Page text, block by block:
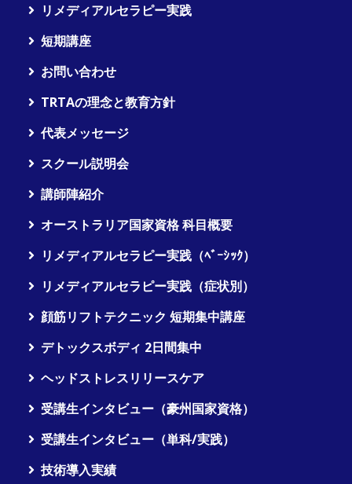
リメディアルセラピー実践
短期講座
お問い合わせ
TRTAの理念と教育方針
代表メッセージ
スクール説明会
講師陣紹介
オーストラリア国家資格 科目概要
リメディアルセラピー実践（ﾍﾞｰｼｯｸ）
リメディアルセラピー実践（症状別）
顔筋リフトテクニック 短期集中講座
デトックスボディ 2日間集中
ヘッドストレスリリースケア
受講生インタビュー（豪州国家資格）
受講生インタビュー（単科/実践）
技術導入実績